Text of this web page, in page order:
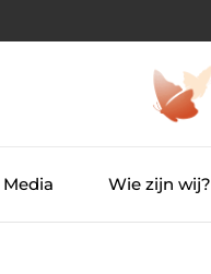
Wie zijn wij?